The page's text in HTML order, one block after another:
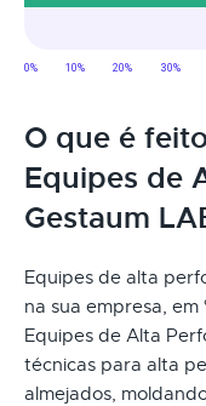
O que é
Equipes de
Gestaum
Equipes de alta
na sua empresa, em
Equipes de Alta
técnicas para alta
almejados,